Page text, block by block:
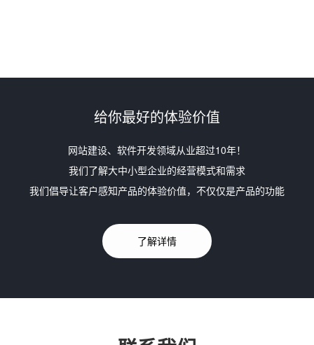
给你最好的体验价值
网站建设、软件开发领域从业超过10年！
我们了解大中小型企业的经营模式和需求
我们倡导让客户感知产品的体验价值，不仅仅是产品的功能
了解详情